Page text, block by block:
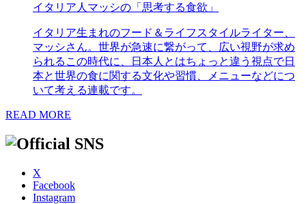
イタリア人マッシの「思考する食欲」
イタリア生まれのフード＆ライフスタイルライター、
マッシさん。世界が急速に繋がって、広い視野が求め
られるこの時代に、日本人とはちょっと違う視点で日
本と世界の食に関する文化や習慣、メニューなどにつ
いて考える連載です。
READ MORE
X
Facebook
Instagram